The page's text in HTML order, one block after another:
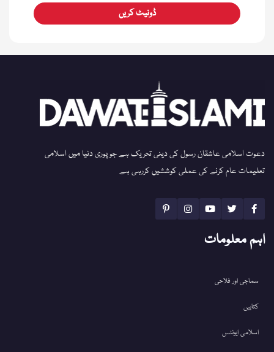
ڈونیٹ کریں
دعوت اسلامی عاشقان رسول کی دینی تحریک ہے جو پوری دنیا میں اسلامی
تعلیمات عام کرنے کی عملی کوششیں کررہی ہے
اہم معلومات
سماجی اور فلاحی
کتابیں
اسلامی ایونٹس